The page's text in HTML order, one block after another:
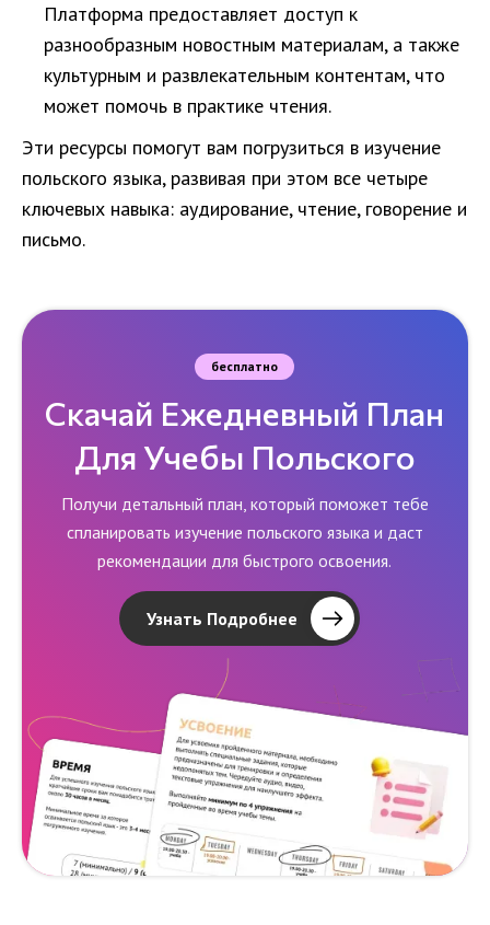
Платформа предоставляет доступ к
разнообразным новостным материалам, а также
культурным и развлекательным контентам, что
может помочь в практике чтения.
Эти ресурсы помогут вам погрузиться в изучение
польского языка, развивая при этом все четыре
ключевых навыка: аудирование, чтение, говорение и
письмо.
бесплатно
Скачай Ежедневный План
Для Учебы Польского
Получи детальный план, который поможет тебе
спланировать изучение польского языка и даст
рекомендации для быстрого освоения.
Узнать Подробнее